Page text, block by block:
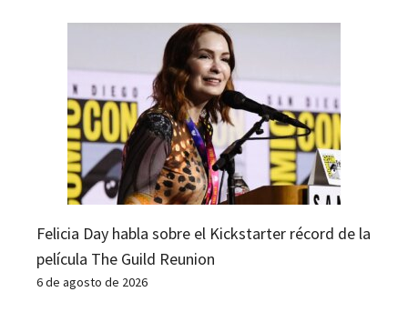
Felicia Day habla sobre el Kickstarter récord de la
película The Guild Reunion
6 de agosto de 2026